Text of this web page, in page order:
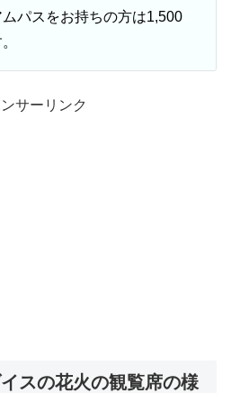
パスをお持ちの方は1,500
サーリンク
スの花火の観覧席の様